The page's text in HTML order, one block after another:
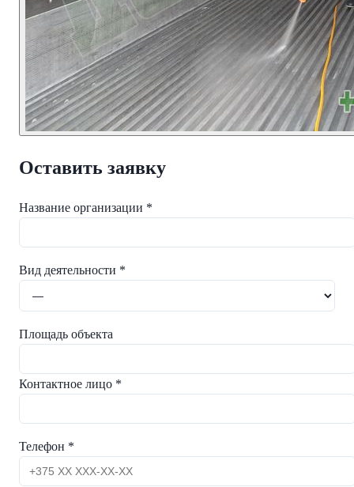
Оставить заявку
Название организации *
Вид деятельности *
Площадь объекта
Контактное лицо *
Телефон *